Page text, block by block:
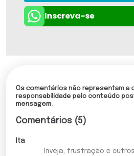
Inscreva-se
Os comentários não representam a
responsabilidade pelo conteúdo
mensagem.
Comentários (5)
Ita
Inveja, frustração e